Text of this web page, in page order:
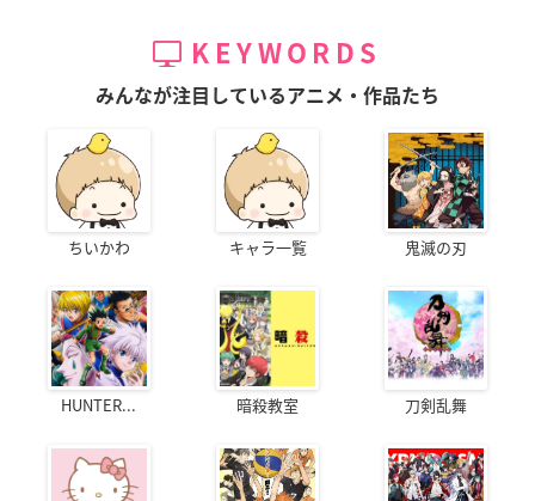
KEYWORDS
みんなが注目しているアニメ・作品たち
ちいかわ キャラ一覧 鬼滅の刃
HUNTER... 暗殺教室 刀剣乱舞